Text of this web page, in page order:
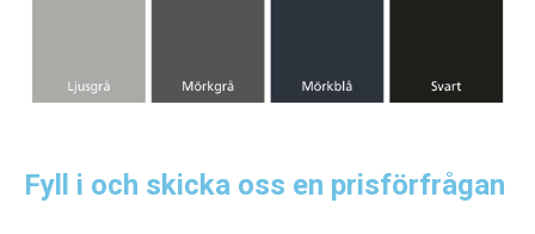
Fyll i och skicka oss en prisförfrågan